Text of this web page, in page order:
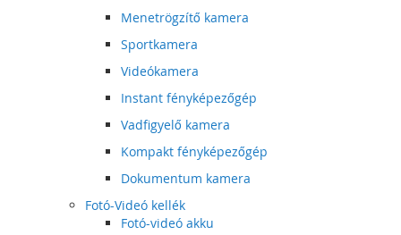
Menetrögzítő kamera
Sportkamera
Videókamera
Instant fényképezőgép
Vadfigyelő kamera
Kompakt fényképezőgép
Dokumentum kamera
Fotó-Videó kellék
Fotó-videó akku